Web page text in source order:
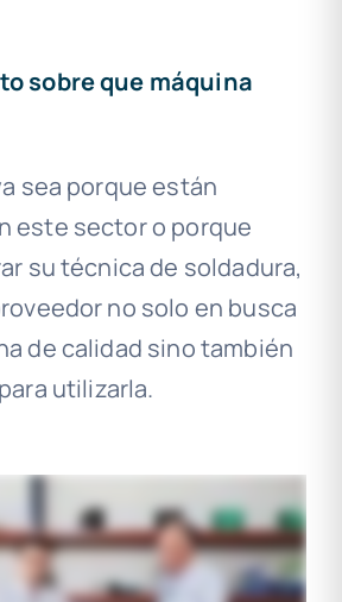
sobre que máquina
sea porque están
este sector o porque
su técnica de soldadura,
no solo en busca
de calidad sino también
utilizarla.